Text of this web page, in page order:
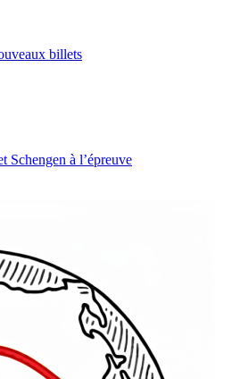
billets
Schengen à l’épreuve